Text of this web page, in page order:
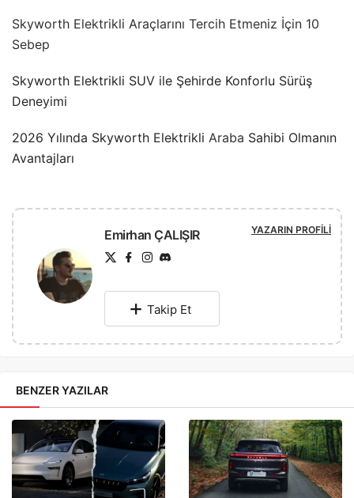
Skyworth Elektrikli Araçlarını Tercih Etmeniz İçin 10
Sebep
Skyworth Elektrikli SUV ile Şehirde Konforlu Sürüş
Deneyimi
2026 Yılında Skyworth Elektrikli Araba Sahibi Olmanın
Avantajları
Emirhan ÇALIŞIR YAZARIN PROFILI
Takip Et
BENZER YAZILAR